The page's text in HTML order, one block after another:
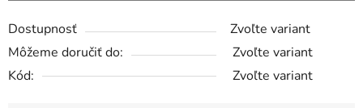
Dostupnosť
Zvoľte variant
Môžeme doručiť do:
Zvoľte variant
Kód:
Zvoľte variant